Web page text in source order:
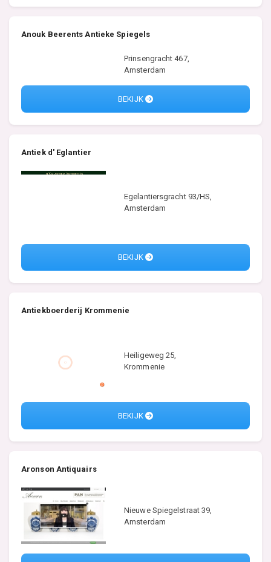
Anouk Beerents Antieke Spiegels
Prinsengracht 467,
Amsterdam
BEKIJK
Antiek d' Eglantier
Egelantiersgracht 93/HS,
Amsterdam
BEKIJK
Antiekboerderij Krommenie
Heiligeweg 25,
Krommenie
BEKIJK
Aronson Antiquairs
Nieuwe Spiegelstraat 39,
Amsterdam